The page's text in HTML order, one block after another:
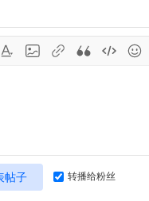
帖子 转播给粉丝